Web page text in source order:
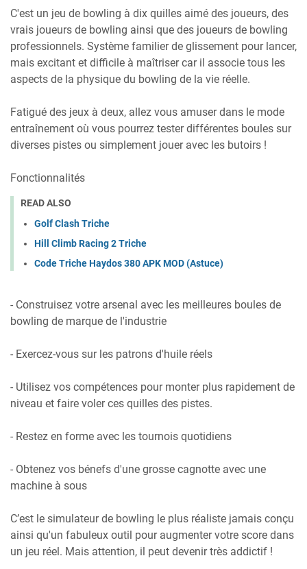
C'est un jeu de bowling à dix quilles aimé des joueurs, des
vrais joueurs de bowling ainsi que des joueurs de bowling
professionnels. Système familier de glissement pour lancer,
mais excitant et difficile à maîtriser car il associe tous les
aspects de la physique du bowling de la vie réelle.
Fatigué des jeux à deux, allez vous amuser dans le mode
entraînement où vous pourrez tester différentes boules sur
diverses pistes ou simplement jouer avec les butoirs !
Fonctionnalités
READ ALSO
Golf Clash Triche
Hill Climb Racing 2 Triche
Code Triche Haydos 380 APK MOD (Astuce)
- Construisez votre arsenal avec les meilleures boules de
bowling de marque de l'industrie
- Exercez-vous sur les patrons d'huile réels
- Utilisez vos compétences pour monter plus rapidement de
niveau et faire voler ces quilles des pistes.
- Restez en forme avec les tournois quotidiens
- Obtenez vos bénefs d'une grosse cagnotte avec une
machine à sous
C’est le simulateur de bowling le plus réaliste jamais conçu
ainsi qu'un fabuleux outil pour augmenter votre score dans
un jeu réel. Mais attention, il peut devenir très addictif !